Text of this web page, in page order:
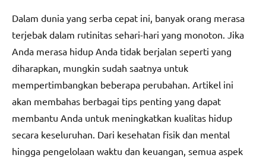
Dalam dunia yang serba cepat ini, banyak orang merasa
terjebak dalam rutinitas sehari-hari yang monoton. Jika
Anda merasa hidup Anda tidak berjalan seperti yang
diharapkan, mungkin sudah saatnya untuk
mempertimbangkan beberapa perubahan. Artikel ini
akan membahas berbagai tips penting yang dapat
membantu Anda untuk meningkatkan kualitas hidup
secara keseluruhan. Dari kesehatan fisik dan mental
hingga pengelolaan waktu dan keuangan, semua aspek